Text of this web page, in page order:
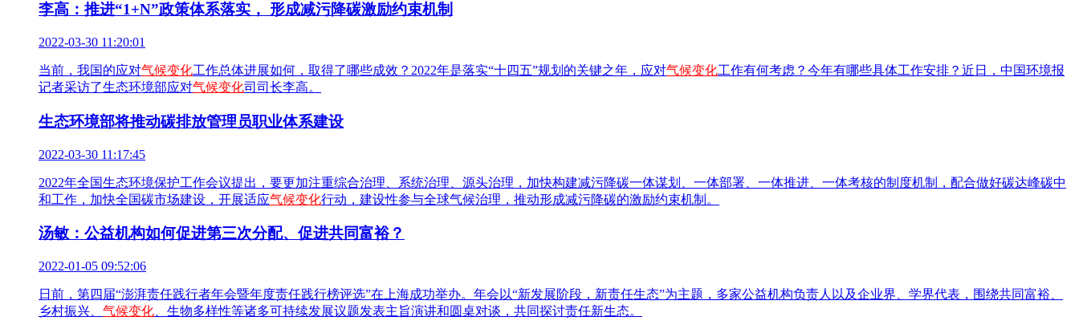
李高：推进“1+N”政策体系落实， 形成减污降碳激励约束机制
2022-03-30 11:20:01
当前，我国的应对气候变化工作总体进展如何，取得了哪些成效？2022年是落实“十四五”规划的关键之年，应对气候变化工作有何考虑？今年有哪些具体工作安排？近日，中国环境报
记者采访了生态环境部应对气候变化司司长李高。
生态环境部将推动碳排放管理员职业体系建设
2022-03-30 11:17:45
2022年全国生态环境保护工作会议提出，要更加注重综合治理、系统治理、源头治理，加快构建减污降碳一体谋划、一体部署、一体推进、一体考核的制度机制，配合做好碳达峰碳中
和工作，加快全国碳市场建设，开展适应气候变化行动，建设性参与全球气候治理，推动形成减污降碳的激励约束机制。
汤敏：公益机构如何促进第三次分配、促进共同富裕？
2022-01-05 09:52:06
日前，第四届“澎湃责任践行者年会暨年度责任践行榜评选”在上海成功举办。年会以“新发展阶段，新责任生态”为主题，多家公益机构负责人以及企业界、学界代表，围绕共同富裕、
乡村振兴、 气候变化 、生物多样性等诸多可持续发展议题发表主旨演讲和圆桌对谈，共同探讨责任新生态。